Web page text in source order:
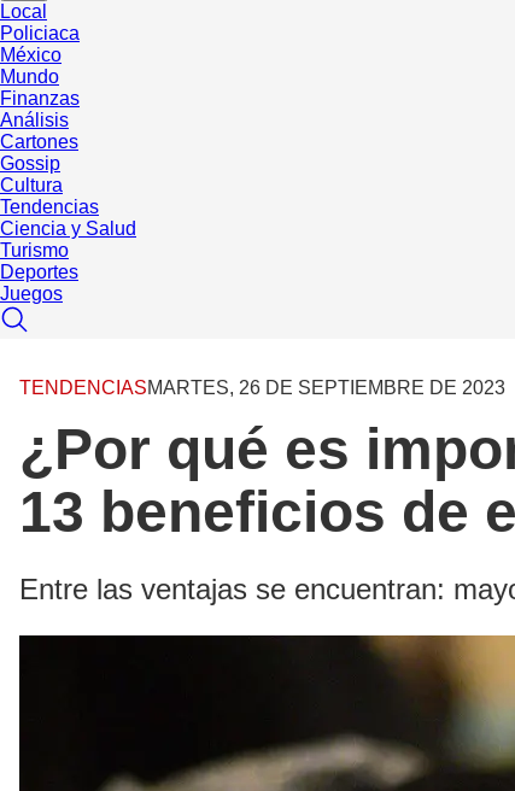
Local
Policiaca
México
Mundo
Finanzas
Análisis
Cartones
Gossip
Cultura
Tendencias
Ciencia y Salud
Turismo
Deportes
Juegos
TENDENCIASMARTES, 26 DE SEPTIEMBRE DE 2023
¿Por qué es
13 beneficios de
Entre las ventajas se encuentran: